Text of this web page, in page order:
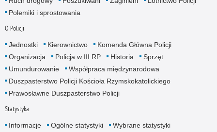
Polemiki i sprostowania
O Policji
Jednostki Kierownictwo
Komenda Główna Policji
Organizacja
Policja w III RP Historia
Sprzęt
Umundurowanie
Współpraca międzynarodowa
Duszpasterstwo Policji Kościoła Rzymskokatolickiego
Prawosławne Duszpasterstwo Policji
Statystyka
Informacje Ogólne statystyki
Wybrane statystyki